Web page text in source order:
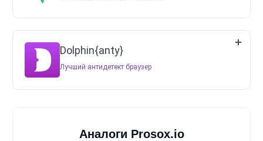
Dolphin{anty}
Лучший антидетект браузер
Аналоги Prosox.io